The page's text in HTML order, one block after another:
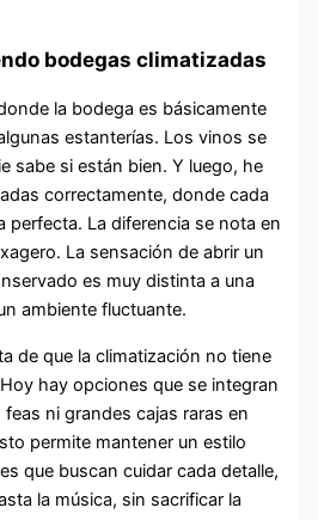
bodegas climatizadas
la bodega es básicamente
estanterías. Los vinos se
sabe si están bien. Y luego, he
correctamente, donde cada
perfecta. La diferencia se nota en
La sensación de abrir un
es muy distinta a una
ambiente fluctuante.
de que la climatización no tiene
hay opciones que se integran
ni grandes cajas raras en
permite mantener un estilo
que buscan cuidar cada detalle,
la música, sin sacrificar la